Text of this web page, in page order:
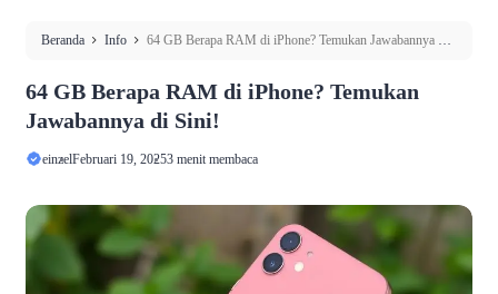
Beranda Info
64 GB Berapa RAM di iPhone? Temukan Jawabannya di
64 GB Berapa RAM di iPhone? Temukan
Jawabannya di Sini!
einzelFebruari 19, 20253 menit membaca